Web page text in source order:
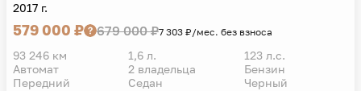
2017 г.
579 000 ₽ 679 000 ₽7 303 ₽/мес. без взноса
93 246 км 1,6 л.
123 л.с.
Автомат
2 владельца
Бензин
Передний
Седан Черный